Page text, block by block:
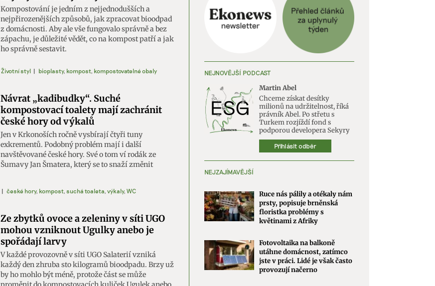
Kompostování je jedním z nejjednodušších a
nejpřirozenějších způsobů, jak zpracovat bioodpad
z domácnosti. Aby ale vše fungovalo správně a bez
zápachu, je důležité vědět, co na kompost patří a jak
ho správně sestavit.
Životní styl | bioplasty, kompost, kompostovatelné obaly
Návrat „kadibudky“. Suché
kompostovací toalety mají zachránit
české hory od výkalů
Jen v Krkonoších ročně vysbírají čtyři tuny
exkrementů. Podobný problém mají i další
navštěvované české hory. Své o tom ví rodák ze
Šumavy Jan Šmatera, který se to snaží změnit
| české hory, kompost, suchá toaleta, výkaly, WC
Ze zbytků ovoce a zeleniny v síti UGO
mohou vzniknout Ugulky anebo je
spořádají larvy
V každé provozovně v síti UGO Salaterií vzniká
každý den zhruba sto kilogramů bioodpadu. Brzy už
by ho mohlo být méně, protože část se může
NEJNOVĚJŠÍ PODCAST
Martin Abel
Chceme získat desítky
milionů na udržitelnost, říká
právník Abel. Po střetu s
Turkem rozjíždí fond s
podporou developera Sekyry
Přihlásit odběr
NEJZAJÍMAVĚJŠÍ
Ruce nás pálily a otékaly nám
prsty, popisuje brněnská
floristka problémy s
květinami z Afriky
Fotovoltaika na balkoně
utáhne domácnost, zatímco
jste v práci. Lidé je však často
provozují načerno